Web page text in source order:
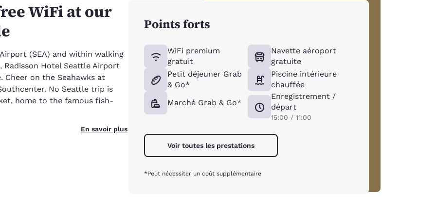
WiFi at our
(SEA) and within walking
Hotel Seattle Airport
Cheer on the Seahawks at
No Seattle trip is
home to the famous fish-
En savoir plus
Points forts
WiFi premium
gratuit
Petit déjeuner Grab
& Go*
Marché Grab & Go*
Navette aéroport
gratuite
Piscine intérieure
chauffée
Enregistrement /
départ
15:00 / 11:00
Voir toutes les prestations
*Peut nécessiter un coût supplémentaire